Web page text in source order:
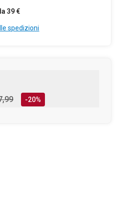
39 €
spedizioni
-20%